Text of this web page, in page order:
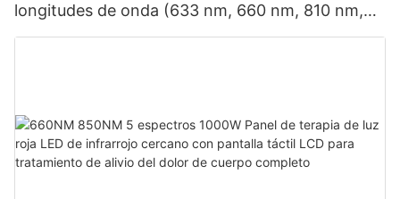
longitudes de onda (633 nm, 660 nm, 810 nm,
850 nm, 940 nm) para tratamiento corporal